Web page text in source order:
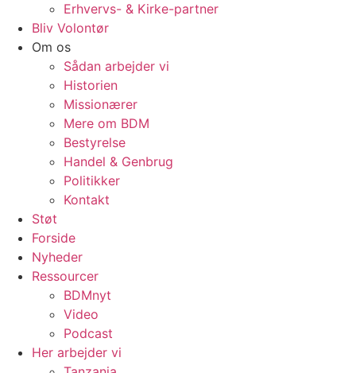
Erhvervs- & Kirke-partner
Bliv Volontør
Om os
Sådan arbejder vi
Historien
Missionærer
Mere om BDM
Bestyrelse
Handel & Genbrug
Politikker
Kontakt
Støt
Forside
Nyheder
Ressourcer
BDMnyt
Video
Podcast
Her arbejder vi